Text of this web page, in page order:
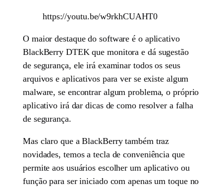
https://youtu.be/w9rkhCUAHT0
O maior destaque do software é o aplicativo
BlackBerry DTEK que monitora e dá sugestão
de segurança, ele irá examinar todos os seus
arquivos e aplicativos para ver se existe algum
malware, se encontrar algum problema, o próprio
aplicativo irá dar dicas de como resolver a falha
de segurança.
Mas claro que a BlackBerry também traz
novidades, temos a tecla de conveniência que
permite aos usuários escolher um aplicativo ou
função para ser iniciado com apenas um toque no